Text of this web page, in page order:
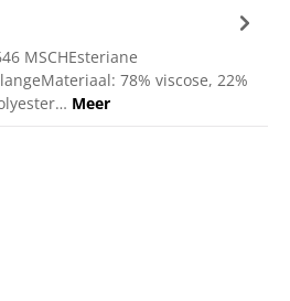
MSCHEsteriane
78% viscose, 22%
Meer